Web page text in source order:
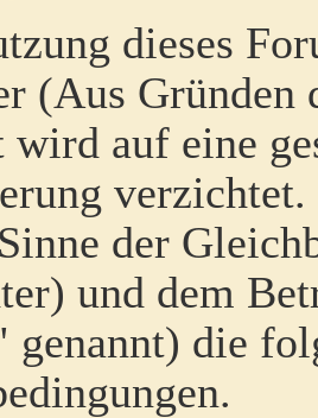
dieses
(Aus Gründen
wird auf eine
der
und dem
die